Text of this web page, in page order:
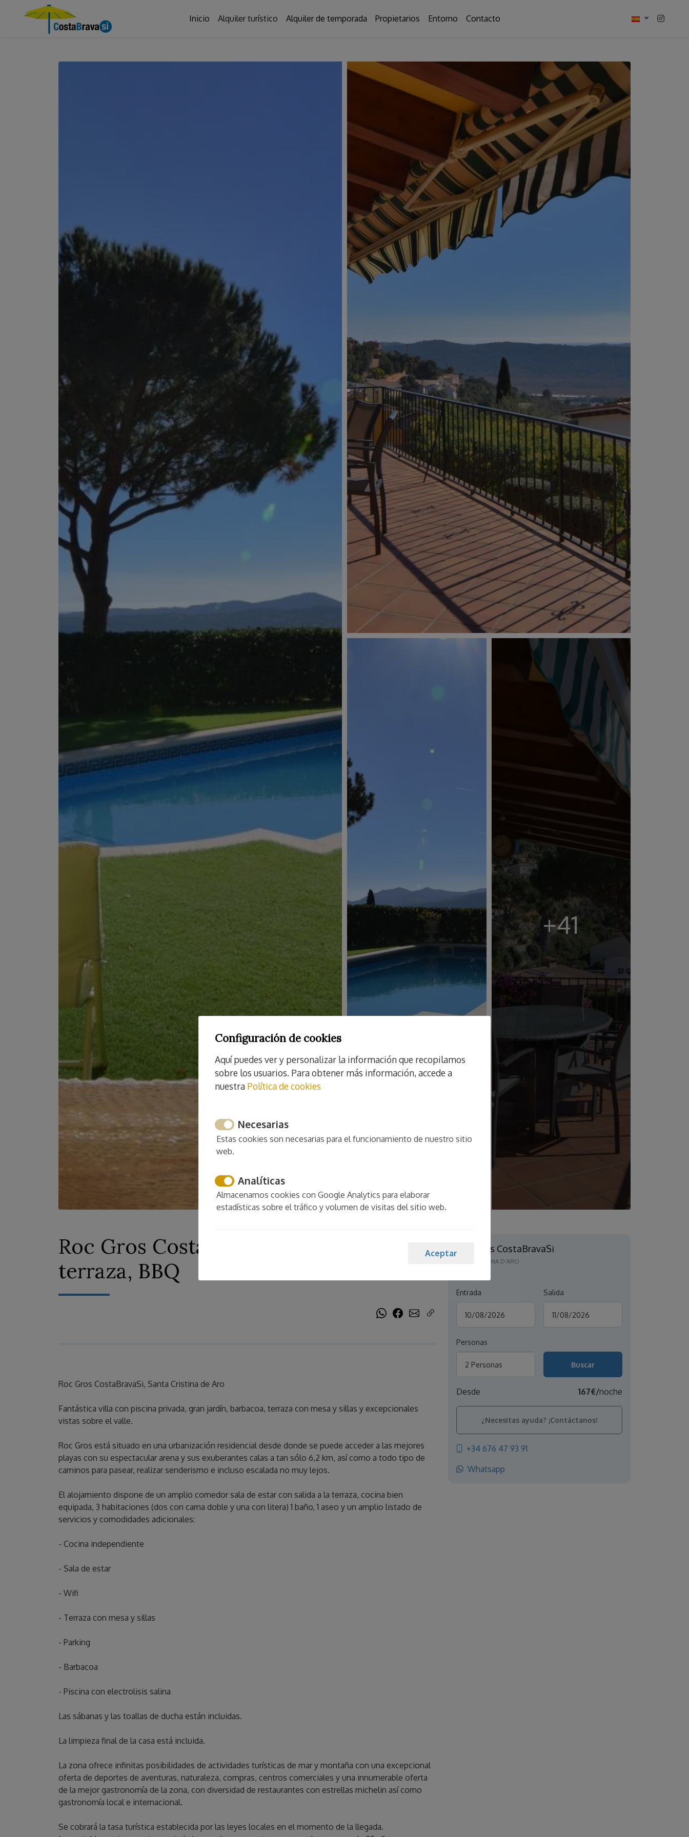
Inicio Alquiler turístico Alquiler de temporada Propietarios Entorno Contacto
+41
Roc Gros CostaBravaSi - Piscina,
terraza, BBQ
Roc Gros CostaBravaSi, Santa Cristina de Aro
Fantástica villa con piscina privada, gran jardín, barbacoa, terraza con mesa y sillas y excepcionales
vistas sobre el valle.
Roc Gros está situado en una urbanización residencial desde donde se puede acceder a las mejores
playas con su espectacular arena y sus exuberantes calas a tan sólo 6,2 km, así como a todo tipo de
caminos para pasear, realizar senderismo e incluso escalada no muy lejos.
El alojamiento dispone de un amplio comedor sala de estar con salida a la terraza, cocina bien
equipada, 3 habitaciones (dos con cama doble y una con litera) 1 baño, 1 aseo y un amplio listado de
servicios y comodidades adicionales:
- Cocina independiente
- Sala de estar
- Wifi
- Terraza con mesa y sillas
- Parking
- Barbacoa
- Piscina con electrolisis salina
Las sábanas y las toallas de ducha están incluidas.
La limpieza final de la casa está incluida.
La zona ofrece infinitas posibilidades de actividades turísticas de mar y montaña con una excepcional
oferta de deportes de aventuras, naturaleza, compras, centros comerciales y una innumerable oferta
de la mejor gastronomía de la zona, con diversidad de restaurantes con estrellas michelin así como
gastronomía local e internacional.
Se cobrará la tasa turística establecida por las leyes locales en el momento de la llegada.
Roc Gros CostaBravaSi
SANTA CRISTINA D'ARO
Entrada Salida
Personas
2 Personas
Desde 167€/noche
¿Necesitas ayuda? ¡Contáctanos!
+34 676 47 93 91
Whatsapp
Configuración de cookies
Aquí puedes ver y personalizar la información que recopilamos
sobre los usuarios. Para obtener más información, accede a
nuestra Política de cookies
Necesarias
Estas cookies son necesarias para el funcionamiento de nuestro sitio
web.
Analíticas
Almacenamos cookies con Google Analytics para elaborar
estadísticas sobre el tráfico y volumen de visitas del sitio web.
Aceptar